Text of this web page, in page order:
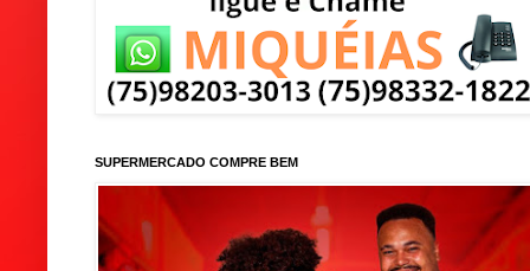
SUPERMERCADO COMPRE BEM